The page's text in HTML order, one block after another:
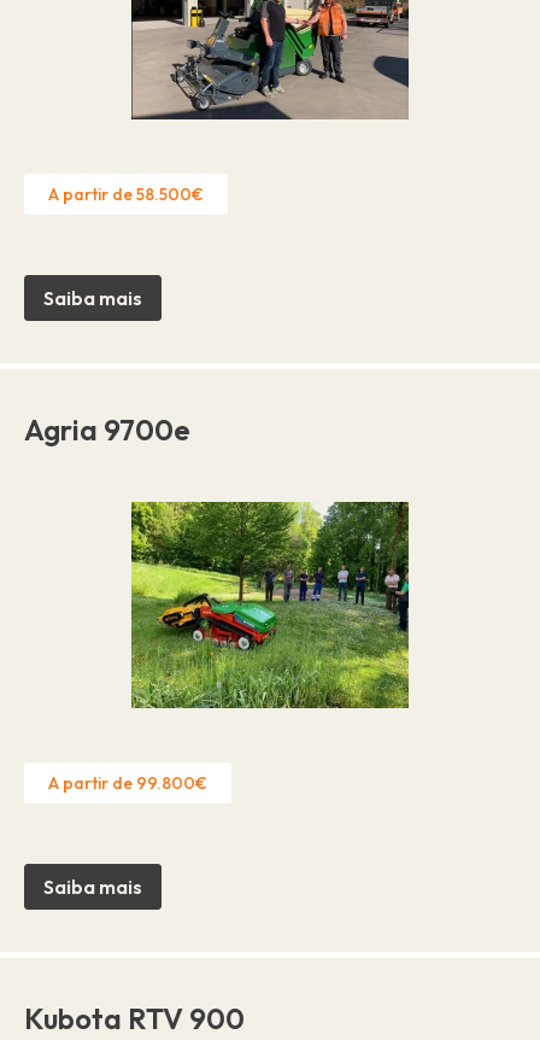
A partir de 58.500€
Saiba mais
Agria 9700e
A partir de 99.800€
Saiba mais
Kubota RTV 900